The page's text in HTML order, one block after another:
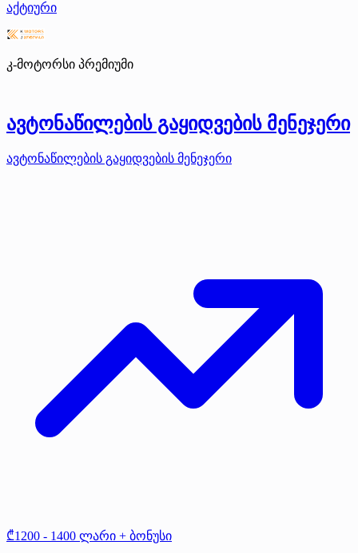
აქტიური
კ-მოტორსი პრემიუმი
ავტონაწილების გაყიდვების მენეჯერი
ავტონაწილების გაყიდვების მენეჯერი
₾1200 - 1400 ლარი + ბონუსი